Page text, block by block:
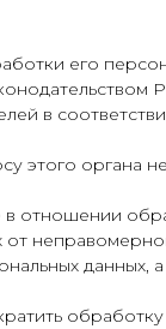
его
в
этого органа
отношении
данных,